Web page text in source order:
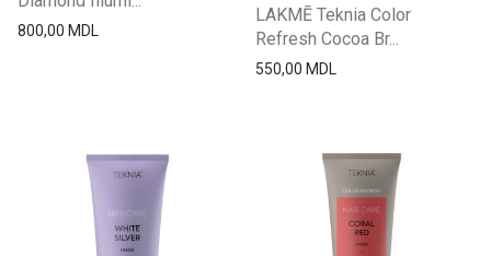
800,00 MDL
LAKMĒ Teknia Color
Refresh Cocoa Br...
550,00 MDL